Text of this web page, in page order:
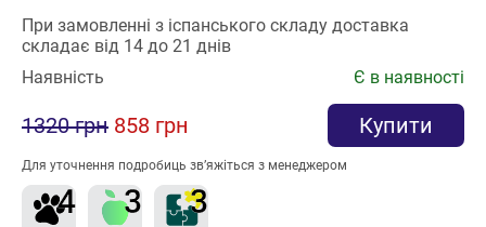
При замовленні з іспанського складу доставка
складає від 14 до 21 днів
Наявність
Є в наявності
1320 грн 858 грн Купити
Для уточнення подробиць зв’яжіться з менеджером